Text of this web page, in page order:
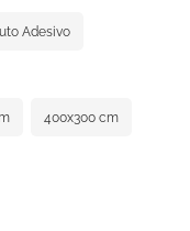
Adesivo
400x300 cm